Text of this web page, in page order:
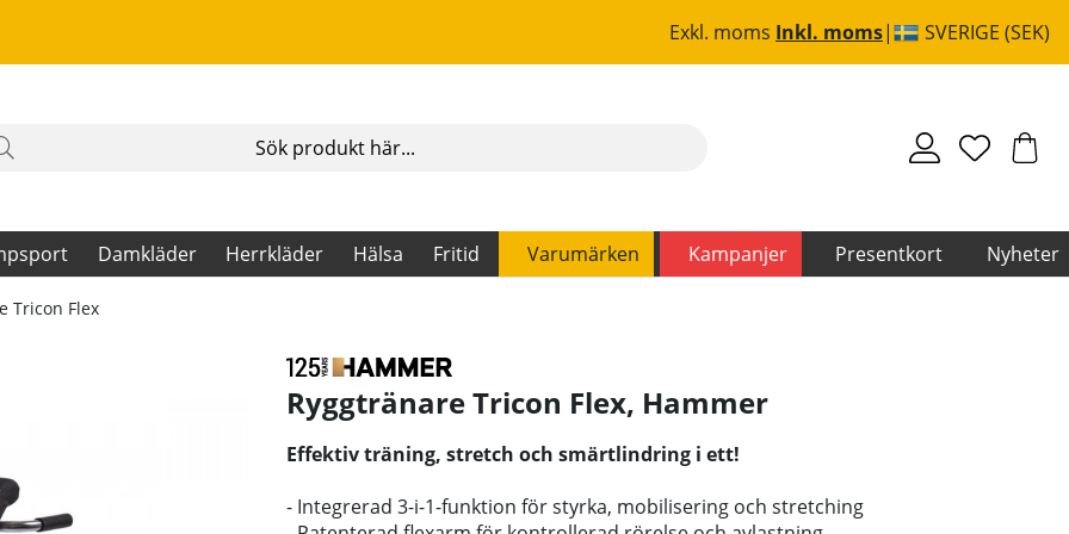
Exkl. moms Inkl. moms SVERIGE (SEK)
Damkläder Herrkläder Hälsa Fritid Varumärken Kampanjer Presentkort Nyheter
Tricon Flex
Ryggtränare Tricon Flex, Hammer
Effektiv träning, stretch och smärtlindring i ett!
- Integrerad 3-i-1-funktion för styrka, mobilisering och stretching